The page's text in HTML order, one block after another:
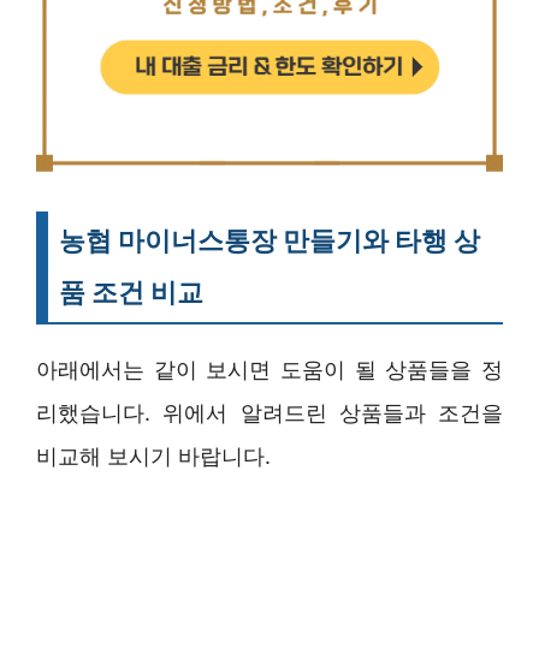
농협 마이너스통장 만들기와 타행 상
품 조건 비교
아래에서는 같이 보시면 도움이 될 상품들을 정
리했습니다. 위에서 알려드린 상품들과 조건을
비교해 보시기 바랍니다.